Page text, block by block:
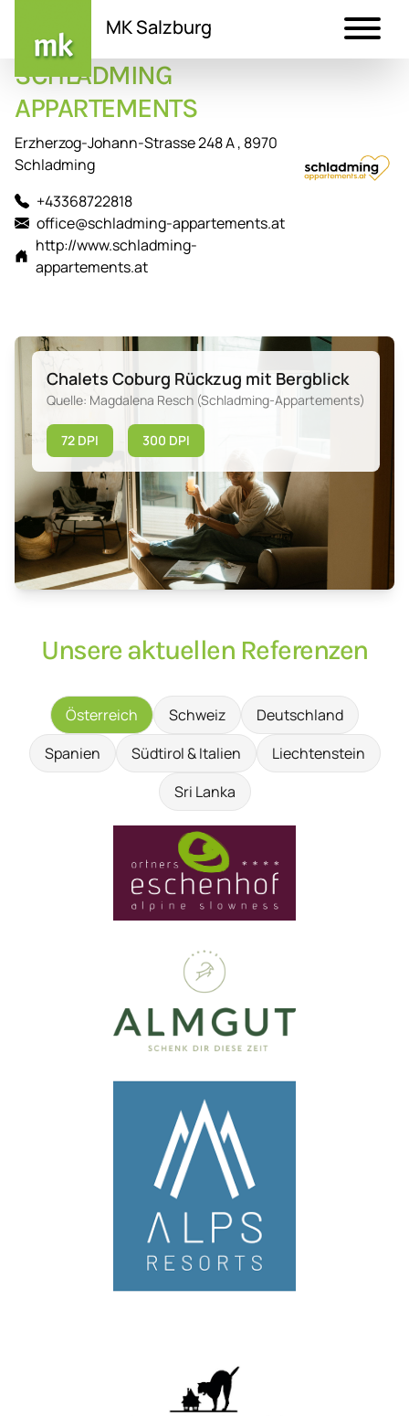
zum
Inhalt
MK Salzburg
SCHLADMING
APPARTEMENTS
Erzherzog-Johann-Strasse 248 A , 8970
Schladming
+43368722818
office@schladming-appartements.at
http://www.schladming-
appartements.at
Chalets Coburg Rückzug mit Bergblick
Quelle: Magdalena Resch (Schladming-Appartements)
72 DPI 300 DPI
Unsere aktuellen Referenzen
Österreich Schweiz
Deutschland
Spanien
Südtirol & Italien
Liechtenstein
Sri Lanka